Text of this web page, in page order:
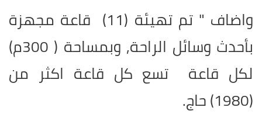
واضاف " تم تهيئة (11) قاعة مجهزة
بأحدث وسائل الراحة, وبمساحة ( 300م)
لكل قاعة تسع كل قاعة اكثر من
(
1980) حاج.